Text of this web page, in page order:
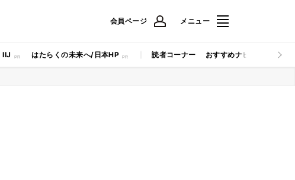
会員ページ メニュー
IIJ はたらくの未来へ/日本HP 読者コーナー おすすめナビ マイナビ